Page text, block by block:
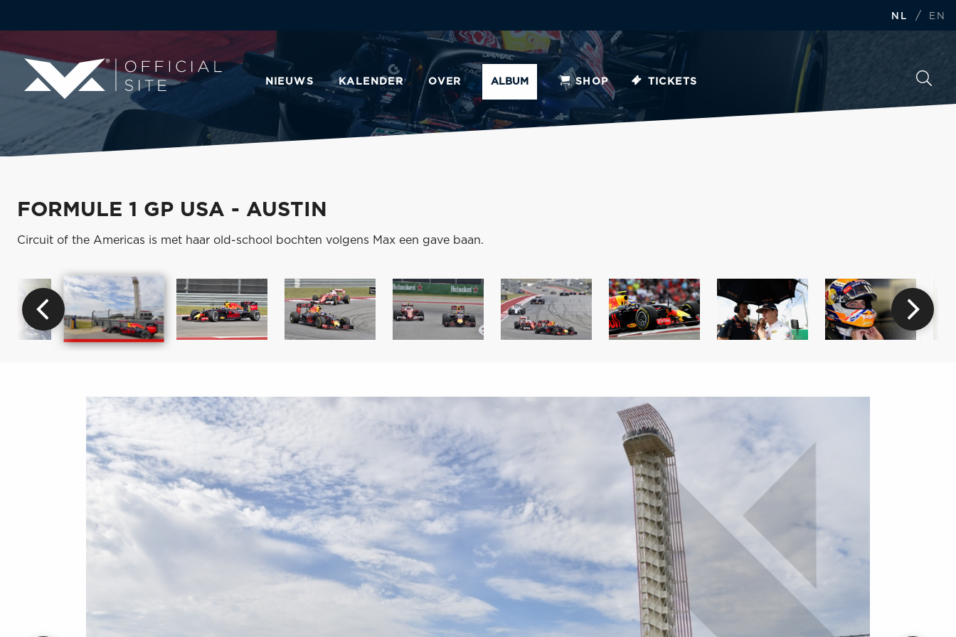
NL / EN
NIEUWS KALENDER OVER ALBUM SHOP TICKETS
FORMULE 1 GP USA - AUSTIN
Circuit of the Americas is met haar old-school bochten volgens Max een gave baan.